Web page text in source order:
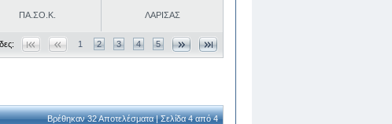
ΠΑ.ΣΟ.Κ. ΛΑΡΙΣΑΣ
1 2 3 4 5
Βρέθηκαν 32 Αποτελέσματα | Σελίδα 4 από 4